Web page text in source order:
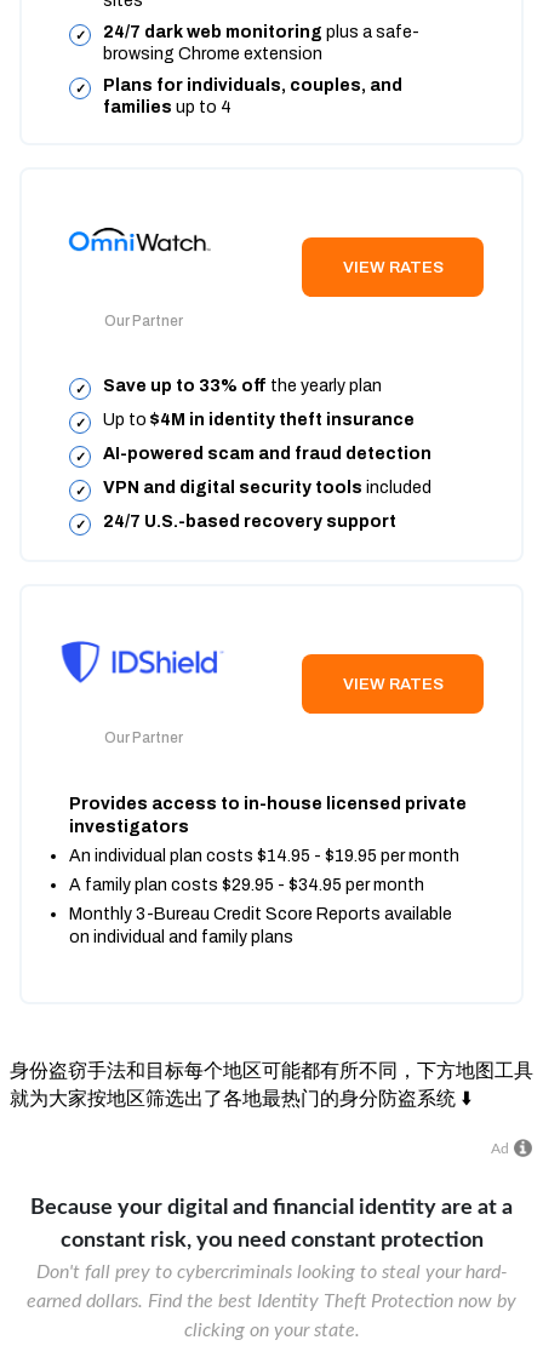
身份盗窃手法和目标每个地区可能都有所不同，下方地图工具
就为大家按地区筛选出了各地最热门的身分防盗系统 ⬇️
Ad